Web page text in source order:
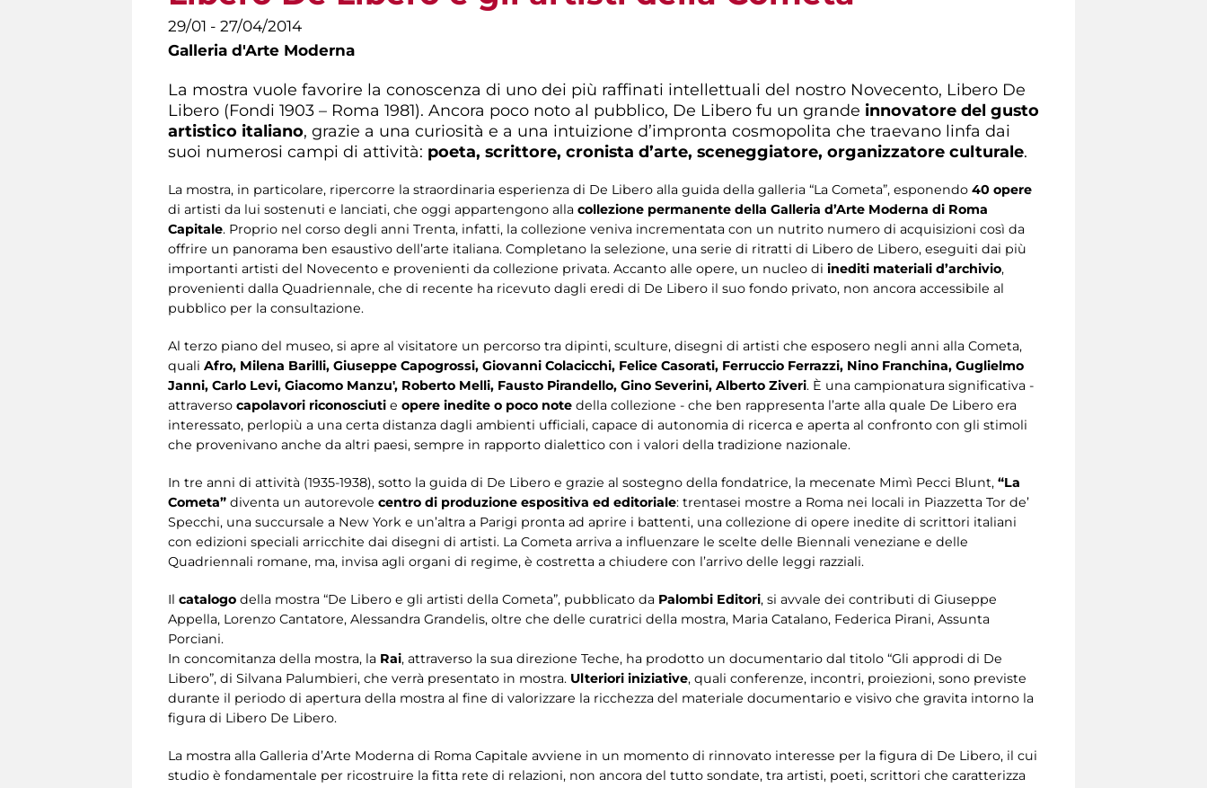
29/01 - 27/04/2014
Galleria d'Arte Moderna
La mostra vuole favorire la conoscenza di uno dei più raffinati intellettuali del nostro Novecento, Libero De
Libero (Fondi 1903 – Roma 1981). Ancora poco noto al pubblico, De Libero fu un grande innovatore del gusto
artistico italiano, grazie a una curiosità e a una intuizione d’impronta cosmopolita che traevano linfa dai
suoi numerosi campi di attività: poeta, scrittore, cronista d’arte, sceneggiatore, organizzatore culturale.
La mostra, in particolare, ripercorre la straordinaria esperienza di De Libero alla guida della galleria “La Cometa”, esponendo 40 opere
di artisti da lui sostenuti e lanciati, che oggi appartengono alla collezione permanente della Galleria d’Arte Moderna di Roma
Capitale. Proprio nel corso degli anni Trenta, infatti, la collezione veniva incrementata con un nutrito numero di acquisizioni così da
offrire un panorama ben esaustivo dell’arte italiana. Completano la selezione, una serie di ritratti di Libero de Libero, eseguiti dai più
importanti artisti del Novecento e provenienti da collezione privata. Accanto alle opere, un nucleo di inediti materiali d’archivio,
provenienti dalla Quadriennale, che di recente ha ricevuto dagli eredi di De Libero il suo fondo privato, non ancora accessibile al
pubblico per la consultazione.
Al terzo piano del museo, si apre al visitatore un percorso tra dipinti, sculture, disegni di artisti che esposero negli anni alla Cometa,
quali Afro, Milena Barilli, Giuseppe Capogrossi, Giovanni Colacicchi, Felice Casorati, Ferruccio Ferrazzi, Nino Franchina, Guglielmo
Janni, Carlo Levi, Giacomo Manzu', Roberto Melli, Fausto Pirandello, Gino Severini, Alberto Ziveri. È una campionatura significativa -
attraverso capolavori riconosciuti e opere inedite o poco note della collezione - che ben rappresenta l’arte alla quale De Libero era
interessato, perlopiù a una certa distanza dagli ambienti ufficiali, capace di autonomia di ricerca e aperta al confronto con gli stimoli
che provenivano anche da altri paesi, sempre in rapporto dialettico con i valori della tradizione nazionale.
In tre anni di attività (1935-1938), sotto la guida di De Libero e grazie al sostegno della fondatrice, la mecenate Mimì Pecci Blunt, “La
Cometa” diventa un autorevole centro di produzione espositiva ed editoriale: trentasei mostre a Roma nei locali in Piazzetta Tor de’
Specchi, una succursale a New York e un’altra a Parigi pronta ad aprire i battenti, una collezione di opere inedite di scrittori italiani
con edizioni speciali arricchite dai disegni di artisti. La Cometa arriva a influenzare le scelte delle Biennali veneziane e delle
Quadriennali romane, ma, invisa agli organi di regime, è costretta a chiudere con l’arrivo delle leggi razziali.
Il catalogo della mostra “De Libero e gli artisti della Cometa”, pubblicato da Palombi Editori, si avvale dei contributi di Giuseppe
Appella, Lorenzo Cantatore, Alessandra Grandelis, oltre che delle curatrici della mostra, Maria Catalano, Federica Pirani, Assunta
Porciani.
In concomitanza della mostra, la Rai, attraverso la sua direzione Teche, ha prodotto un documentario dal titolo “Gli approdi di De
Libero”, di Silvana Palumbieri, che verrà presentato in mostra. Ulteriori iniziative, quali conferenze, incontri, proiezioni, sono previste
durante il periodo di apertura della mostra al fine di valorizzare la ricchezza del materiale documentario e visivo che gravita intorno la
figura di Libero De Libero.
La mostra alla Galleria d’Arte Moderna di Roma Capitale avviene in un momento di rinnovato interesse per la figura di De Libero, il cui
studio è fondamentale per ricostruire la fitta rete di relazioni, non ancora del tutto sondate, tra artisti, poeti, scrittori che caratterizza